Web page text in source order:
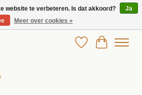
in betaalbare kinderkleding!
Verlanglijst
website te verbeteren. Is dat akkoord?
Ja
Meer over cookies »